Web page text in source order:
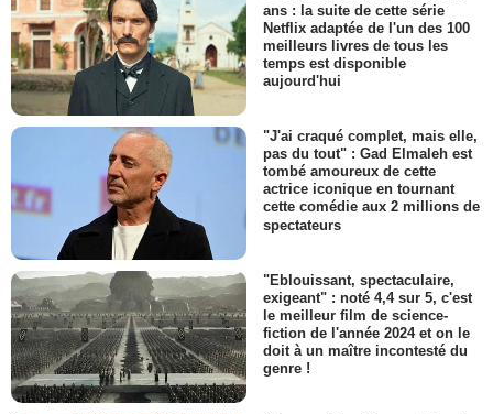
ans : la suite de cette série
Netflix adaptée de l'un des 100
meilleurs livres de tous les
temps est disponible
aujourd'hui
"J'ai craqué complet, mais elle,
pas du tout" : Gad Elmaleh est
tombé amoureux de cette
actrice iconique en tournant
cette comédie aux 2 millions de
spectateurs
"Eblouissant, spectaculaire,
exigeant" : noté 4,4 sur 5, c'est
le meilleur film de science-
fiction de l'année 2024 et on le
doit à un maître incontesté du
genre !